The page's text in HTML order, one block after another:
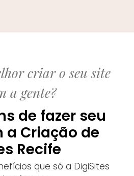
criar o seu site
a gente?
de fazer seu
a Criação de
Recife
que só a DigiSites